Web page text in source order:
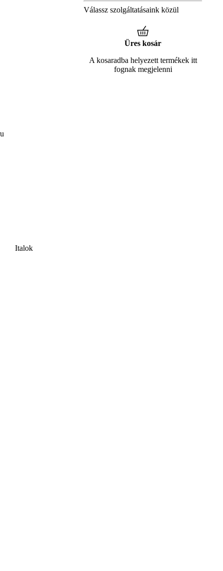
Italok
Válassz szolgáltatásaink közül
Üres kosár
A kosaradba helyezett termékek itt
fognak megjelenni